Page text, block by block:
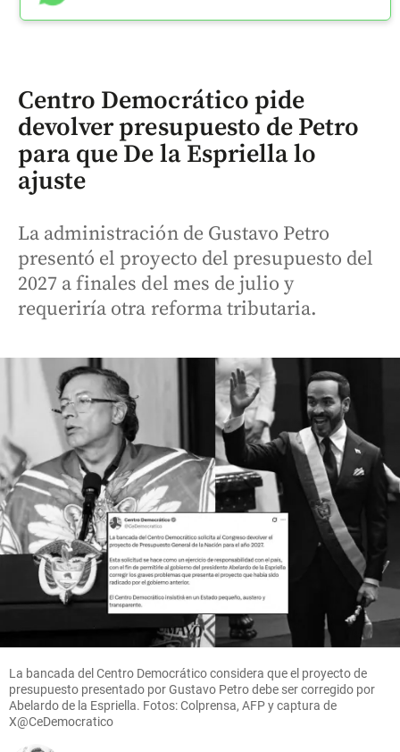
Centro Democrático pide
devolver presupuesto de Petro
para que De la Espriella lo
ajuste
La administración de Gustavo Petro
presentó el proyecto del presupuesto del
2027 a finales del mes de julio y
requeriría otra reforma tributaria.
La bancada del Centro Democrático considera que el proyecto de
presupuesto presentado por Gustavo Petro debe ser corregido por
Abelardo de la Espriella. Fotos: Colprensa, AFP y captura de
X@CeDemocratico